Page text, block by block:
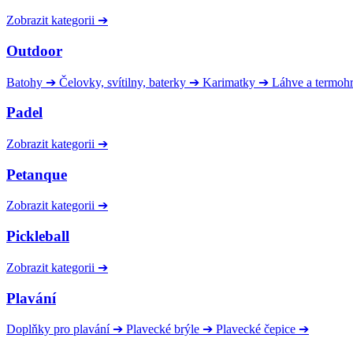
Zobrazit kategorii ➔
Outdoor
Batohy ➔ Čelovky, svítilny, baterky ➔ Karimatky ➔ Láhve a
Padel
Zobrazit kategorii ➔
Petanque
Zobrazit kategorii ➔
Pickleball
Zobrazit kategorii ➔
Plavání
Doplňky pro plavání ➔ Plavecké brýle ➔ Plavecké čepice ➔